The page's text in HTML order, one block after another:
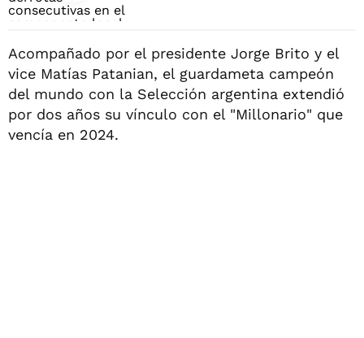
Acompañado por el presidente Jorge Brito y el
vice Matías Patanian, el guardameta campeón
del mundo con la Selección argentina extendió
por dos años su vínculo con el "Millonario" que
vencía en 2024.